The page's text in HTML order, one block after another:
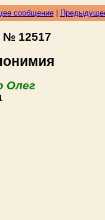
сообщение|
12517
Олег